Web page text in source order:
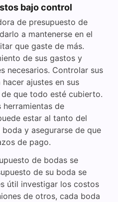
bajo control
de presupuesto de
a mantenerse en el
que gaste de más.
de sus gastos y
necesarios. Controlar sus
ajustes en sus
que todo esté cubierto.
herramientas de
estar al tanto del
y asegurarse de que
de pago.
de bodas se
de su boda se
útil investigar los costos
de otros, cada boda